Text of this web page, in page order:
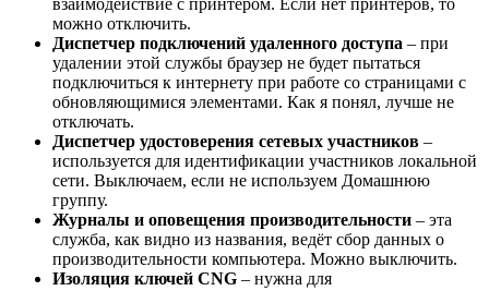
можно отключить.
Диспетчер подключений удаленного доступа – при
удалении этой службы браузер не будет пытаться
подключиться к интернету при работе со страницами с
обновляющимися элементами. Как я понял, лучше не
отключать.
Диспетчер удостоверения сетевых участников –
используется для идентификации участников локальной
сети. Выключаем, если не используем Домашнюю
группу.
Журналы и оповещения производительности – эта
служба, как видно из названия, ведёт сбор данных о
производительности компьютера. Можно выключить.
Изоляция ключей CNG – нужна для